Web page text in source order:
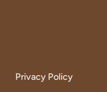
Privacy Policy